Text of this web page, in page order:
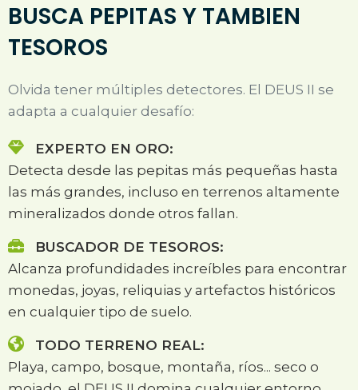
BUSCA PEPITAS Y TAMBIEN
TESOROS
Olvida tener múltiples detectores. El DEUS II se
adapta a cualquier desafío:
EXPERTO EN ORO:
Detecta desde las pepitas más pequeñas hasta
las más grandes, incluso en terrenos altamente
mineralizados donde otros fallan.
BUSCADOR DE TESOROS:
Alcanza profundidades increíbles para encontrar
monedas, joyas, reliquias y artefactos históricos
en cualquier tipo de suelo.
TODO TERRENO REAL:
Playa, campo, bosque, montaña, ríos... seco o